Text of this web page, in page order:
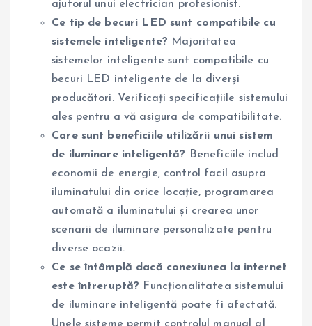
ajutorul unui electrician profesionist.
Ce tip de becuri LED sunt compatibile cu
sistemele inteligente? Majoritatea
sistemelor inteligente sunt compatibile cu
becuri LED inteligente de la diverși
producători. Verificați specificațiile sistemului
ales pentru a vă asigura de compatibilitate.
Care sunt beneficiile utilizării unui sistem
de iluminare inteligentă? Beneficiile includ
economii de energie, control facil asupra
iluminatului din orice locație, programarea
automată a iluminatului și crearea unor
scenarii de iluminare personalizate pentru
diverse ocazii.
Ce se întâmplă dacă conexiunea la internet
este întreruptă? Funcționalitatea sistemului
de iluminare inteligentă poate fi afectată.